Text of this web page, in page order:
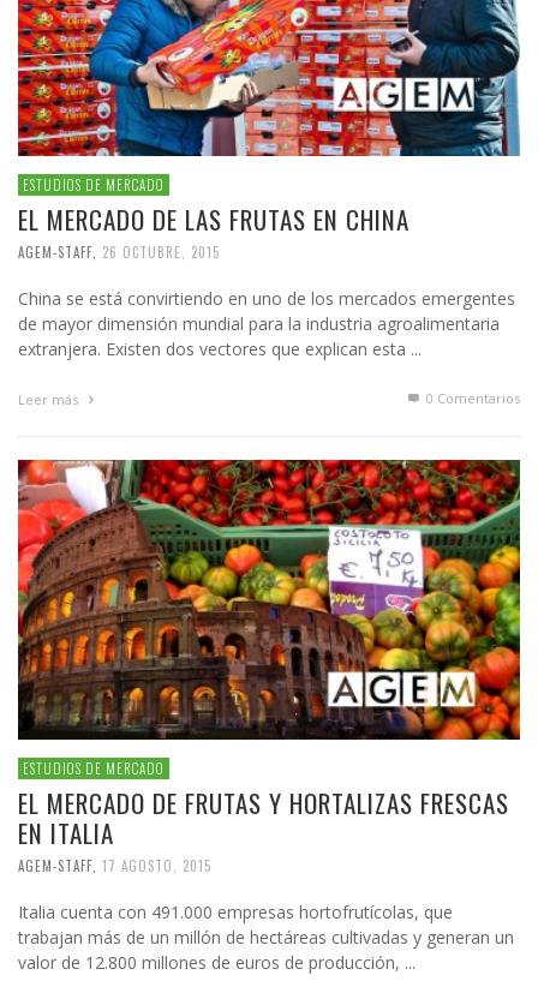
ESTUDIOS DE MERCADO
EL MERCADO DE LAS FRUTAS EN CHINA
AGEM-STAFF 26 OCTUBRE, 2015
China se está convirtiendo en uno de los mercados emergentes
de mayor dimensión mundial para la industria agroalimentaria
extranjera. Existen dos vectores que explican esta ...
Leer más 0 Comentarios
ESTUDIOS DE MERCADO
EL MERCADO DE FRUTAS Y HORTALIZAS FRESCAS
EN ITALIA
AGEM-STAFF 17 AGOSTO, 2015
Italia cuenta con 491.000 empresas hortofrutícolas, que
trabajan más de un millón de hectáreas cultivadas y generan un
valor de 12.800 millones de euros de producción, ...